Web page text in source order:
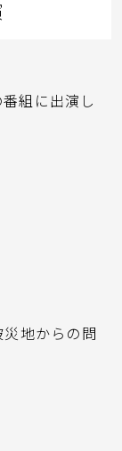
番組に出演し
地からの問